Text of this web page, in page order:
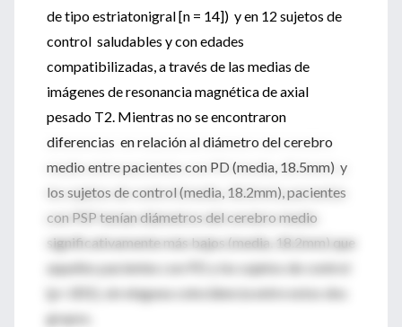
de tipo estriatonigral [n = 14]) y en 12 sujetos de
control saludables y con edades
compatibilizadas, a través de las medias de
imágenes de resonancia magnética de axial
pesado T2. Mientras no se encontraron
diferencias en relación al diámetro del cerebro
medio entre pacientes con PD (media, 18.5mm) y
los sujetos de control (media, 18.2mm), pacientes
con PSP tenían diámetros del cerebro medio
significativamente más bajos (media, 18.2mm) que
aquellos pacientes con PD y los sujetos de control
(p<.001), sin ninguna coincidencia entre estos dos
grupos.